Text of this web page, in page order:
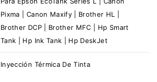
Pixma | Canon Maxify | Brother HL |
Brother DCP | Brother MFC | Hp Smart
Tank | Hp Ink Tank | Hp DeskJet
Inyección Térmica De Tinta